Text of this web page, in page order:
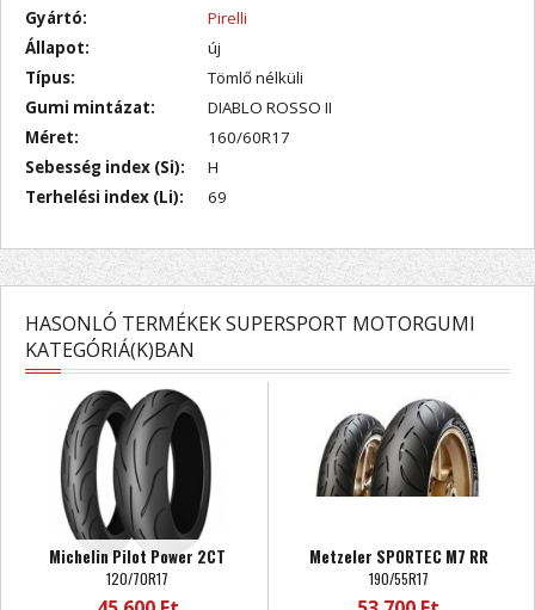
Gyártó:
Pirelli
Állapot:
új
Típus:
Tömlő nélküli
Gumi mintázat:
DIABLO ROSSO II
Méret:
160/60R17
Sebesség index (Si):
H
Terhelési index (Li):
69
HASONLÓ TERMÉKEK SUPERSPORT MOTORGUMI
KATEGÓRIÁ(K)BAN
Michelin Pilot Power 2CT
120/70R17
Metzeler SPORTEC M7 RR
190/55R17